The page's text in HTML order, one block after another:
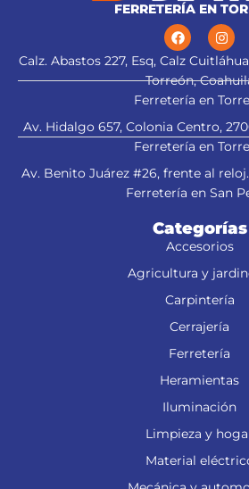
FERRETERÍA EN
Calz. Abastos 227, Esq, Calz
Torreón,
Ferretería en
Av. Hidalgo 657, Colonia Centro,
Ferretería en
Av. Benito Juárez #26, frente al
Ferretería en San
Categorías
Accesorios
Agricultura y
Carpintería
Cerrajería
Ferretería
Heramientas
Iluminación
Limpieza y
Material